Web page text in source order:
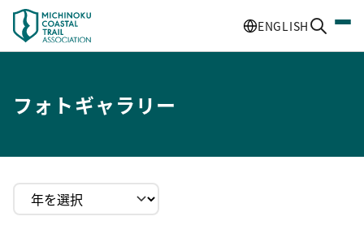
ENGLISH
フォトギャラリー